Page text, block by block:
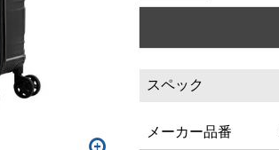
スペック
メーカー品番